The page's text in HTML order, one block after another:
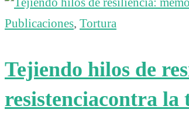
Publicaciones, Tortura
Tejiendo hilos de
resistenciacontra